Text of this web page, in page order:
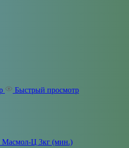
Быстрый просмотр
Масмол-Ц 3кг (мин.)